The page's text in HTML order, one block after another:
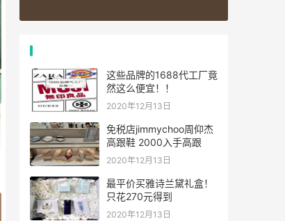
这些品牌的1688代工厂竟
然这么便宜！！
2020年12月13日
免税店jimmychoo周仰杰
高跟鞋 2000入手高跟
2020年12月13日
最平价买雅诗兰黛礼盒！
只花270元得到
2020年12月13日